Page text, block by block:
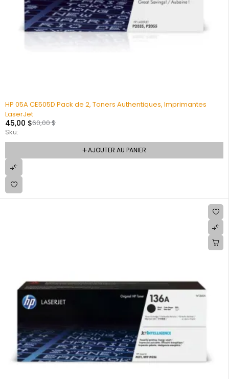
HP 05A CE505D Pack de 2, Toners Authentiques, Imprimantes
LaserJet
60,00$
45,00 $
Sku:
AJOUTER AU PANIER